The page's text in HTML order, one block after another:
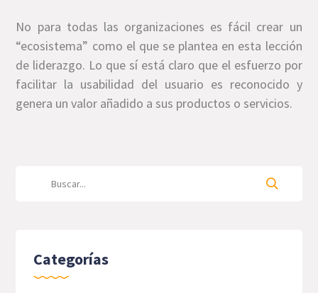
No para todas las organizaciones es fácil crear un
“ecosistema” como el que se plantea en esta lección
de liderazgo. Lo que sí está claro que el esfuerzo por
facilitar la usabilidad del usuario es reconocido y
genera un valor añadido a sus productos o servicios.
Categorías